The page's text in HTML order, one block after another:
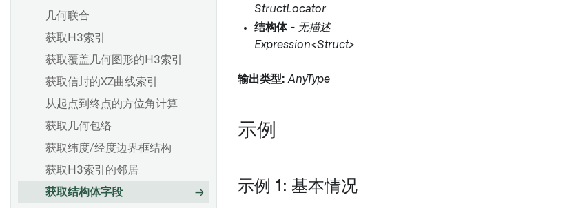
几何联合
获取H3索引
获取覆盖几何图形的H3索引
获取信封的XZ曲线索引
从起点到终点的方位角计算
获取几何包络
获取纬度/经度边界框结构
获取H3索引的邻居
获取结构体字段
StructLocator
结构体- 无描述
Expression<Struct>
输出类型: AnyType
示例
示例 1: 基本情况